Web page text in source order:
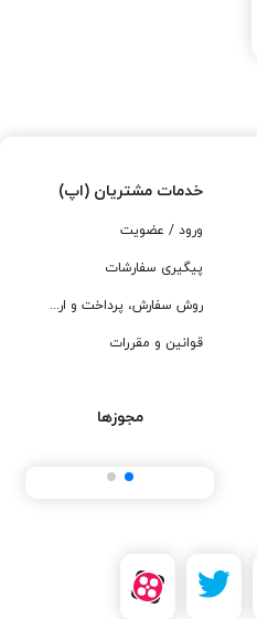
خدمات مشتریان (اپ)
ورود / عضویت
پیگیری سفارشات
روش سفارش، پرداخت و ارسال
قوانین و مقررات
مجوزها